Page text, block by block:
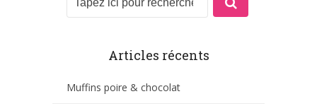
Articles récents
Muffins poire & chocolat